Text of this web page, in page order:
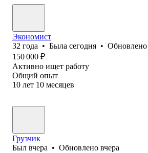
Экономист
32 года • Была сегодня • Обновлено
150 000 ₽
Активно ищет работу
Общий опыт
10 лет 10 месяцев
Грузчик
Был вчера • Обновлено вчера